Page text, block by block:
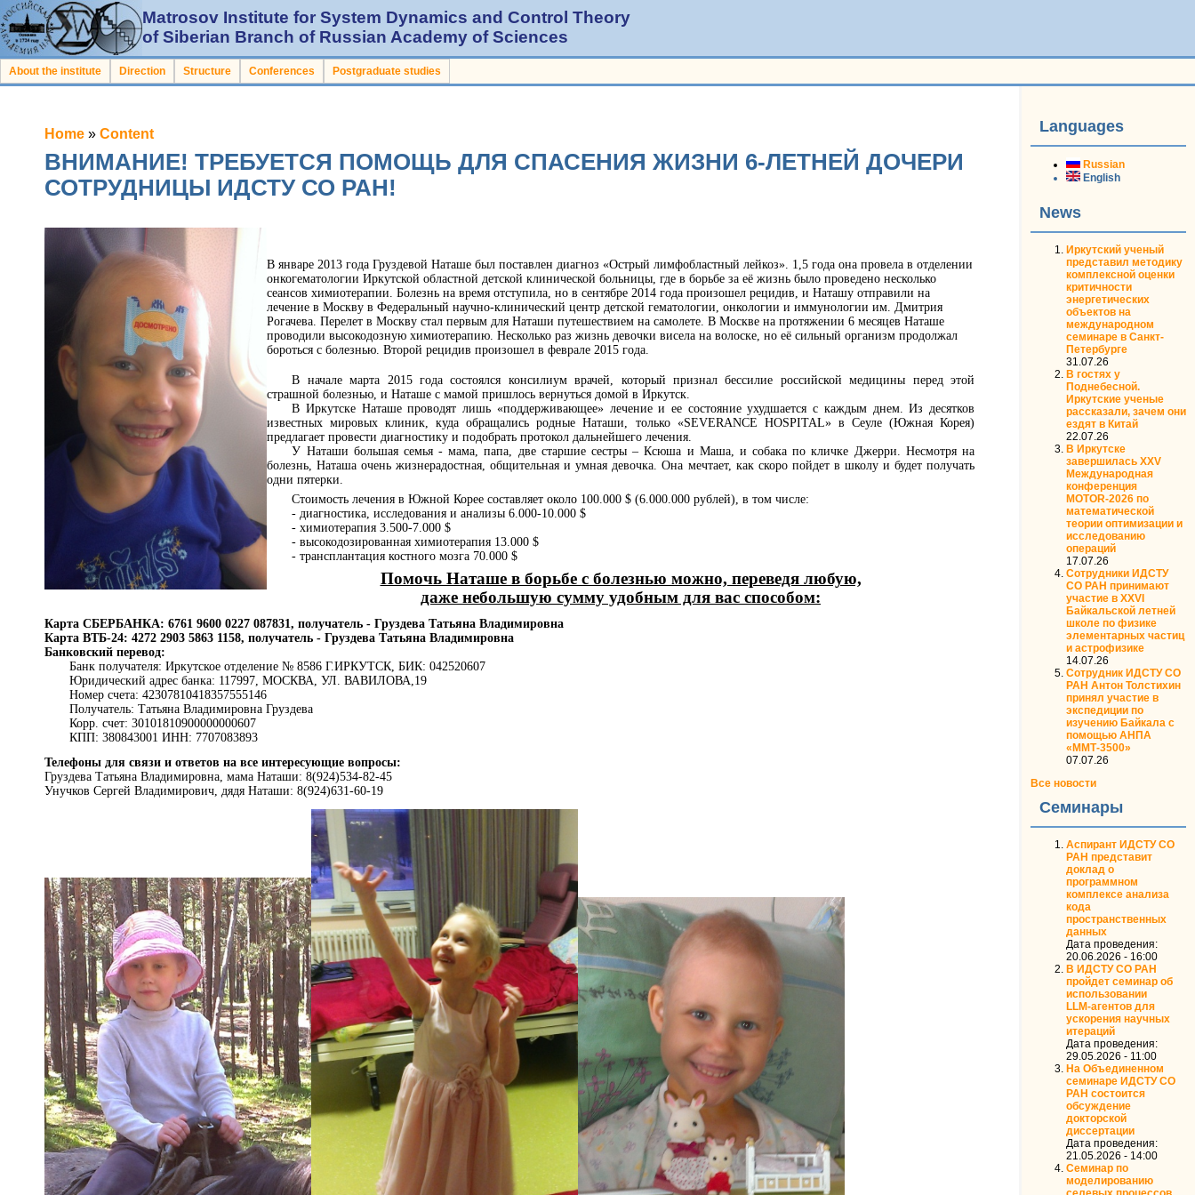
Matrosov Institute for System Dynamics and Control Theory
of Siberian Branch of Russian Academy of Sciences
About the institute Direction Structure Conferences Postgraduate studies
Home » Content
ВНИМАНИЕ! ТРЕБУЕТСЯ ПОМОЩЬ ДЛЯ СПАСЕНИЯ ЖИЗНИ 6-ЛЕТНЕЙ ДОЧЕРИ
СОТРУДНИЦЫ ИДСТУ СО РАН!
В январе 2013 года Груздевой Наташе был поставлен диагноз «Острый лимфобластный лейкоз». 1,5 года она провела в отделении
онкогематологии Иркутской областной детской клинической больницы, где в борьбе за её жизнь было проведено несколько
сеансов химиотерапии. Болезнь на время отступила, но в сентябре 2014 года произошел рецидив, и Наташу отправили на
лечение в Москву в Федеральный научно-клинический центр детской гематологии, онкологии и иммунологии им. Дмитрия
Рогачева. Перелет в Москву стал первым для Наташи путешествием на самолете. В Москве на протяжении 6 месяцев Наташе
проводили высокодозную химиотерапию. Несколько раз жизнь девочки висела на волоске, но её сильный организм продолжал
бороться с болезнью. Второй рецидив произошел в феврале 2015 года.
В начале марта 2015 года состоялся консилиум врачей, который признал бессилие российской медицины перед этой
страшной болезнью, и Наташе с мамой пришлось вернуться домой в Иркутск.
В Иркутске Наташе проводят лишь «поддерживающее» лечение и ее состояние ухудшается с каждым днем. Из десятков
известных мировых клиник, куда обращались родные Наташи, только «SEVERANCE HOSPITAL» в Сеуле (Южная Корея)
предлагает провести диагностику и подобрать протокол дальнейшего лечения.
У Наташи большая семья - мама, папа, две старшие сестры – Ксюша и Маша, и собака по кличке Джерри. Несмотря на
болезнь, Наташа очень жизнерадостная, общительная и умная девочка. Она мечтает, как скоро пойдет в школу и будет получать
одни пятерки.
Стоимость лечения в Южной Корее составляет около 100.000 $ (6.000.000 рублей), в том числе:
- диагностика, исследования и анализы 6.000-10.000 $
- химиотерапия 3.500-7.000 $
- высокодозированная химиотерапия 13.000 $
- трансплантация костного мозга 70.000 $
Помочь Наташе в борьбе с болезнью можно, переведя любую,
даже небольшую сумму удобным для вас способом:
Карта СБЕРБАНКА: 6761 9600 0227 087831, получатель - Груздева Татьяна Владимировна
Карта ВТБ-24: 4272 2903 5863 1158, получатель - Груздева Татьяна Владимировна
Банковский перевод:
Банк получателя: Иркутское отделение № 8586 Г.ИРКУТСК, БИК: 042520607
Юридический адрес банка: 117997, МОСКВА, УЛ. ВАВИЛОВА,19
Номер счета: 42307810418357555146
Получатель: Татьяна Владимировна Груздева
Корр. счет: 30101810900000000607
КПП: 380843001 ИНН: 7707083893
Телефоны для связи и ответов на все интересующие вопросы:
Груздева Татьяна Владимировна, мама Наташи: 8(924)534-82-45
Унучков Сергей Владимирович, дядя Наташи: 8(924)631-60-19
Languages
Russian
English
News
Иркутский ученый
представил методику
комплексной оценки
критичности
энергетических
объектов на
международном
семинаре в Санкт-
Петербурге
31.07.26
В гостях у
Поднебесной.
Иркутские ученые
рассказали, зачем они
ездят в Китай
22.07.26
В Иркутске
завершилась XXV
Международная
конференция
MOTOR‑2026 по
математической
теории оптимизации и
исследованию
операций
17.07.26
Сотрудники ИДСТУ
СО РАН принимают
участие в XXVI
Байкальской летней
школе по физике
элементарных частиц
и астрофизике
14.07.26
Сотрудник ИДСТУ СО
РАН Антон Толстихин
принял участие в
экспедиции по
изучению Байкала с
помощью АНПА
«ММТ-3500»
07.07.26
Все новости
Семинары
Аспирант ИДСТУ СО
РАН представит
доклад о
программном
комплексе анализа
кода
пространственных
данных
Дата проведения:
20.06.2026 - 16:00
В ИДСТУ СО РАН
пройдет семинар об
использовании
LLM‑агентов для
ускорения научных
итераций
Дата проведения:
29.05.2026 - 11:00
На Объединенном
семинаре ИДСТУ СО
РАН состоится
обсуждение
докторской
диссертации
Дата проведения:
21.05.2026 - 14:00
Семинар по
моделированию